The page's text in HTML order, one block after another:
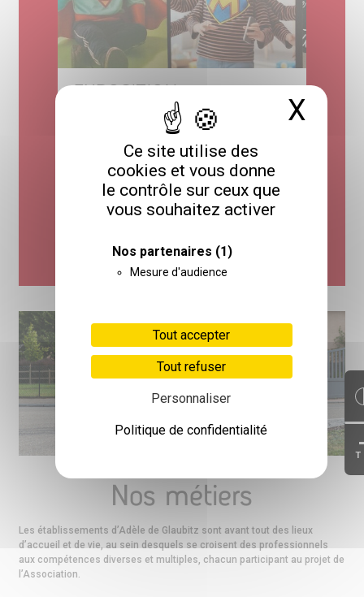
Ce site utilise des
cookies et vous donne
le contrôle sur ceux que
vous souhaitez activer
Nos partenaires (1)
Mesure d'audience
Tout accepter
Tout refuser
Personnaliser
Politique de confidentialité
X
T
EXPOSITION
“POLYPOUVOIRS
EXTRAORDINAIRES”
L’exposition « Polypouvoirs extraordinaires » a été
réalisée par les enfants accompagnés au Centre...
> EN SAVOIR PLUS
1 2 3 4 5
Nos métiers
Les établissements d’Adèle de Glaubitz sont avant tout des lieux
d’accueil et de vie, au sein desquels se croisent des professionnels
aux compétences diverses et multiples, chacun participant au projet de
l’Association.